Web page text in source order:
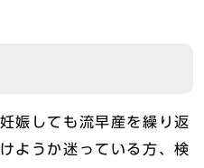
娠しても流早産を繰り返
ようか迷っている方、検